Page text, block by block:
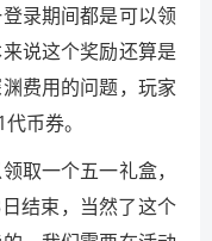
录期间都是可以领
说这个奖励还算是
费用的问题，玩家
币券。
取一个五一礼盒，
结束，当然了这个